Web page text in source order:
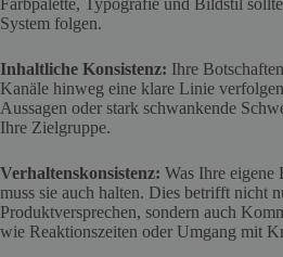
System folgen.
Inhaltliche Konsistenz: Ihre
Kanäle hinweg eine klare Linie
Aussagen oder stark schwankende
Ihre Zielgruppe.
Verhaltenskonsistenz: Was Ihre eigene
muss sie auch halten. Dies betrifft nicht
Produktversprechen, sondern auch
wie Reaktionszeiten oder Umgang mit